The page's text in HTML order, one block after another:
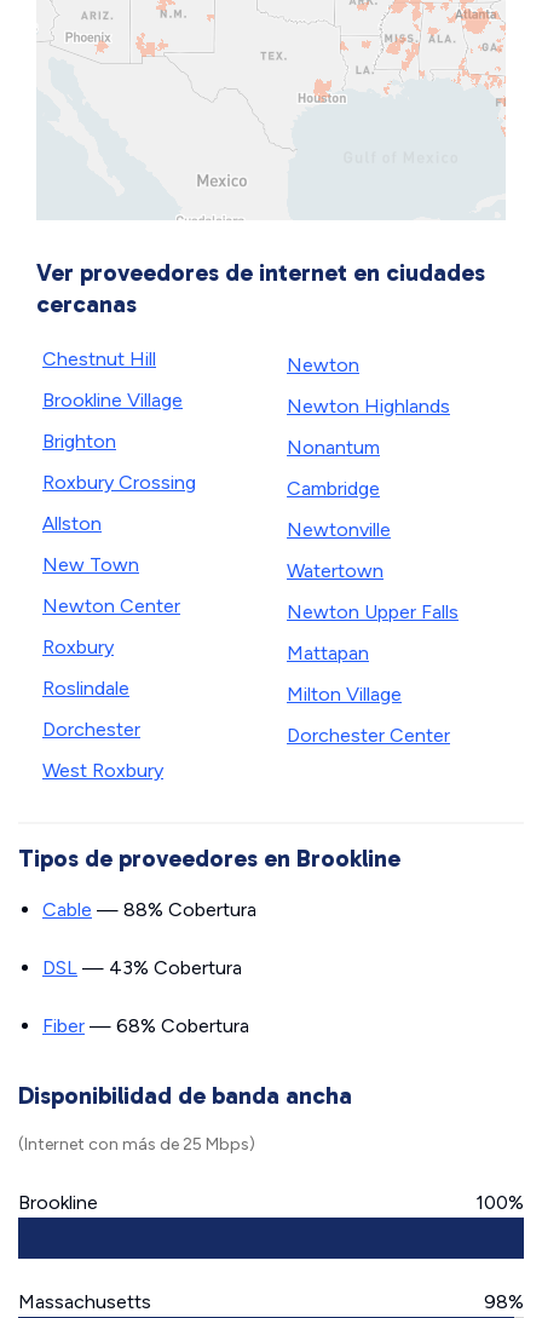
Ver proveedores de internet en ciudades
cercanas
Chestnut Hill
Brookline Village
Brighton
Roxbury Crossing
Allston
New Town
Newton Center
Roxbury
Roslindale
Dorchester
West Roxbury
Newton
Newton Highlands
Nonantum
Cambridge
Newtonville
Watertown
Newton Upper Falls
Mattapan
Milton Village
Dorchester Center
Tipos de proveedores en Brookline
Cable — 88% Cobertura
DSL — 43% Cobertura
Fiber — 68% Cobertura
Disponibilidad de banda ancha
(Internet con más de 25 Mbps)
Brookline 100%
Massachusetts 98%